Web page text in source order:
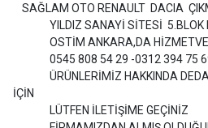
SAĞLAM OTO RENAULT DACIA
YILDIZ SANAYİ SİTESİ 5.BLOK
OSTİM ANKARA,DA
0545 808 54 29 -0312 394 75
ÜRÜNLERİMİZ HAKKINDA
İÇİN
LÜTFEN İLETİŞİME GEÇİNİZ